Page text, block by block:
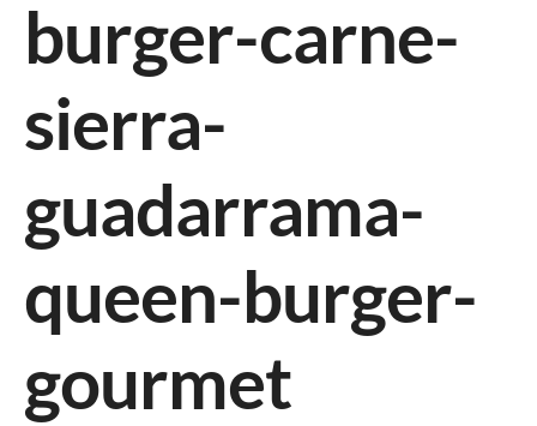
burger-carne-
sierra-
guadarrama-
queen-burger-
gourmet